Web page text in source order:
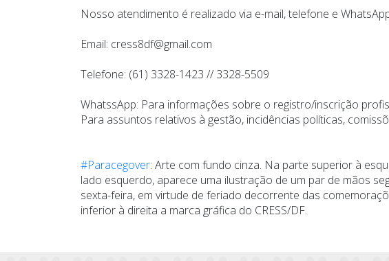
Nosso atendimento é realizado via e-mail, telefone e
Email: cress8df@gmail.com
Telefone: (61) 3328-1423 // 3328-5509
WhatssApp: Para informações sobre o registro/inscrição
Para assuntos relativos à gestão, incidências políticas,
#Paracegover: Arte com fundo cinza. Na parte superior à
lado esquerdo, aparece uma ilustração de um par de mãos
sexta-feira, em virtude de feriado decorrente das
inferior à direita a marca gráfica do CRESS/DF.